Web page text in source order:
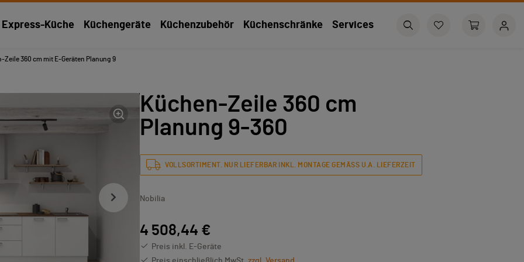
Express-Küche Küchengeräte Küchenzubehör Küchenschränke Services
Zeile 360 cm mit E-Geräten Planung 9
Küchen-Zeile 360 cm
Planung 9-360
VOLLSORTIMENT. NUR LIEFERBAR INKL. MONTAGE GEMÄSS U.A. LIEFERZEIT
Nobilia
4 508,44 €
Preis inkl. E-Geräte